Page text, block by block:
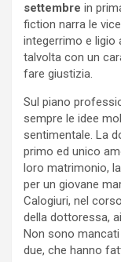
settembre in
fiction narra le
integerrimo e ligio
talvolta con un
fare giustizia.
Sul piano
sempre le idee
sentimentale. La
primo ed unico
loro matrimonio,
per un giovane
Calogiuri, nel
della dottoressa,
Non sono
due, che hanno